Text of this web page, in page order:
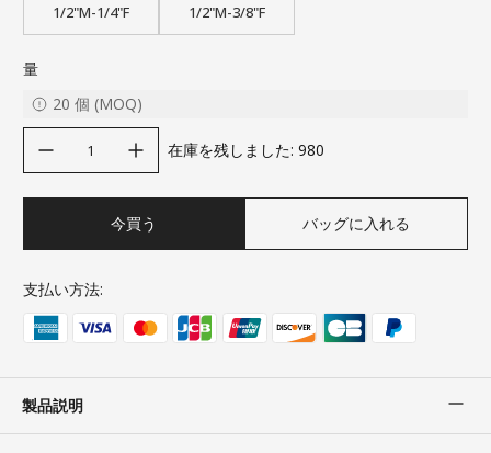
1/2"M-1/4"F 1/2"M-3/8"F
量
20 個 (MOQ)
在庫を残しました: 980
今買う バッグに入れる
支払い方法:
製品説明